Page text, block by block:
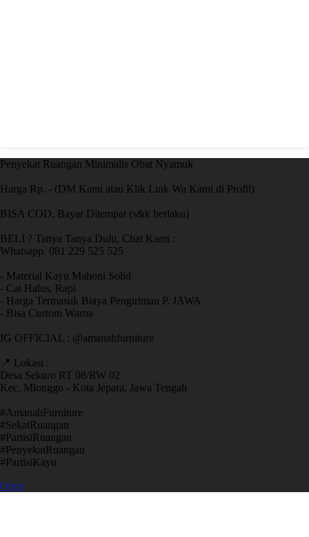
Penyekat Ruangan Minimalis Obat Nyamuk
Harga Rp. - (DM Kami atau Klik Link Wa Kami di Profil)
BISA COD, Bayar Ditempat (s&k berlaku)
BELI ? Tanya Tanya Dulu, Chat Kami :
Whatsapp. 081 229 525 525
- Material Kayu Mahoni Solid
- Cat Halus, Rapi
- Harga Termasuk Biaya Pengiriman P. JAWA
- Bisa Custom Warna
IG OFFICIAL : @amanahfurniture
📍 Lokasi :
Desa Sekuro RT 08/RW 02
Kec. Mlonggo - Kota Jepara, Jawa Tengah
​#AmanahFurniture
​#SekatRuangan
​#PartisiRuangan
​#PenyekatRuangan
​#PartisiKayu
Open